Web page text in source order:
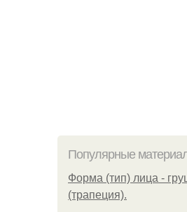
Популярные
Форма (тип) лица -
(трапеция).